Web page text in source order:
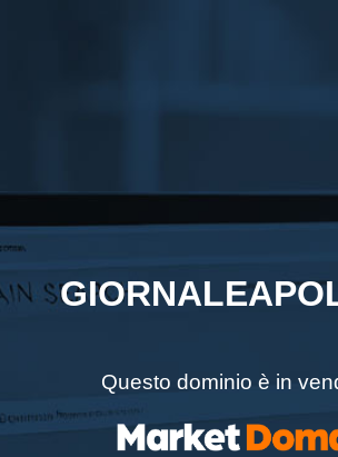
Questo dominio è in